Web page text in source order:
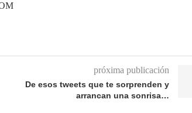
próxima publicación
De esos tweets que te sorprenden y
arrancan una sonrisa…